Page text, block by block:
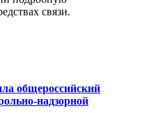
связи.
общероссийский
надзорной